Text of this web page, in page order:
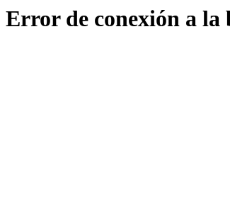
Error de conexión a la